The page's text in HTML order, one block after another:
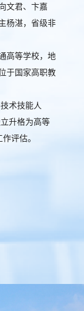
文君、卞嘉
杨湛，省级非
高等学校，地
于国家高职教
术技能人
升格为高等
评估。